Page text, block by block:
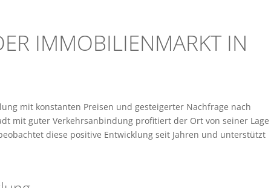
IMMOBILIENMARKT IN
mit konstanten Preisen und gesteigerter Nachfrage nach
mit guter Verkehrsanbindung profitiert der Ort von seiner Lage
diese positive Entwicklung seit Jahren und unterstützt